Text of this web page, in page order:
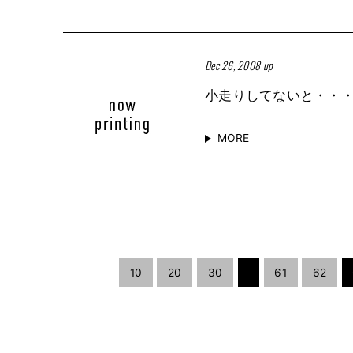
Dec 26, 2008 up
小走りしてないと・・・
MORE
10 20 30 61 62